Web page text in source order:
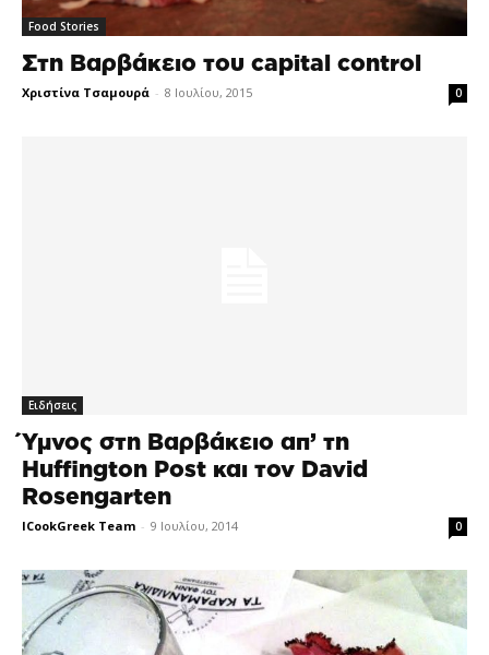
Food Stories
Στη Βαρβάκειο του capital control
Χριστίνα Τσαμουρά - 8 Ιουλίου, 2015 0
Ειδήσεις
Ύμνος στη Βαρβάκειο απ’ τη
Ηuffington Post και τον David
Rosengarten
ICookGreek Team - 9 Ιουλίου, 2014 0